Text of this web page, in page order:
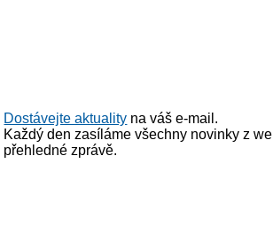
Dostávejte aktuality na váš e-mail.
Každý den zasíláme všechny novinky z
přehledné zprávě.